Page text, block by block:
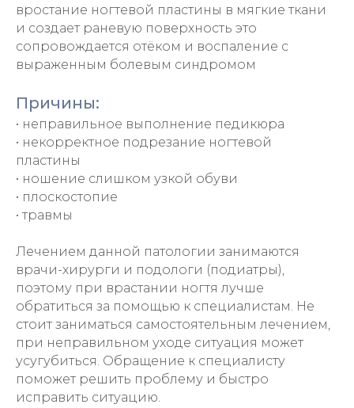
вростание ногтевой пластины в мягкие ткани
и создает раневую поверхность это
сопровождается отёком и воспаление с
выраженным болевым синдромом
Причины:
• неправильное выполнение педикюра
• некорректное подрезание ногтевой
пластины
• ношение слишком узкой обуви
• плоскостопие
• травмы
Лечением данной патологии занимаются
врачи-хирурги и подологи (подиатры),
поэтому при врастании ногтя лучше
обратиться за помощью к специалистам. Не
стоит заниматься самостоятельным лечением,
при неправильном уходе ситуация может
усугубиться. Обращение к специалисту
поможет решить проблему и быстро
исправить ситуацию.